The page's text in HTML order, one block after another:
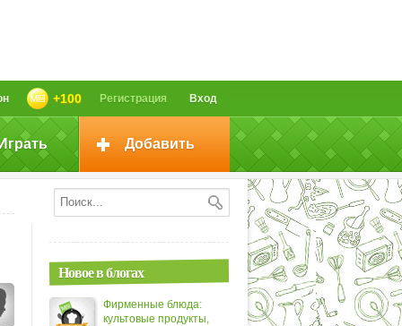
Вход
Регистрация
+100
Добавить
Новое в блогах
Фирменные блюда:
культовые продукты,